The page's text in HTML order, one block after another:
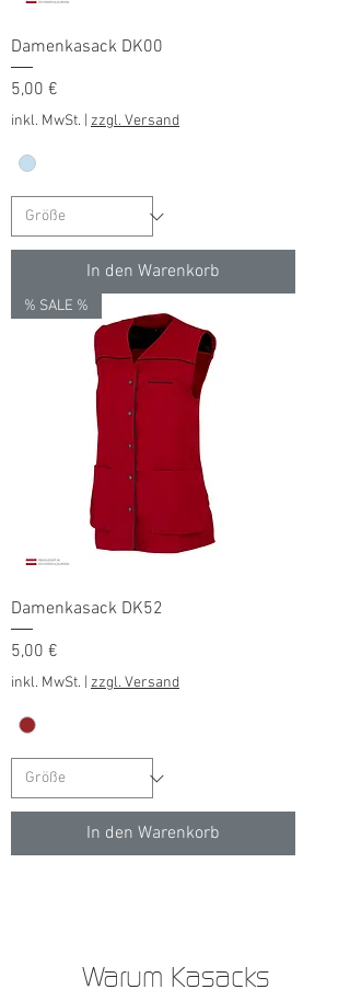
Damenkasack DK00
Preis
5,00 €
inkl. MwSt. zzgl. Versand
In den Warenkorb
% SALE %
Damenkasack DK52
Preis
5,00 €
inkl. MwSt. zzgl. Versand
In den Warenkorb
Warum Kasacks